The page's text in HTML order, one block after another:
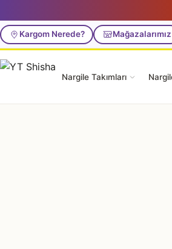
Kargom Nerede? Mağazalarımız
Nargile Takımları